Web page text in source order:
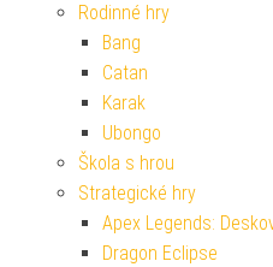
Rodinné hry
Bang
Catan
Karak
Ubongo
Škola s hrou
Strategické hry
Apex Legends:
Dragon Eclipse